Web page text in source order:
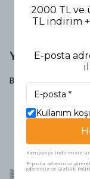
Yorumlar
Bu ürün için henüz
2000 TL ve
TL indirim
E-posta
Kullanım
Kampanya indirimsiz
E-posta adresinizi
edersiniz ve Gizlilik